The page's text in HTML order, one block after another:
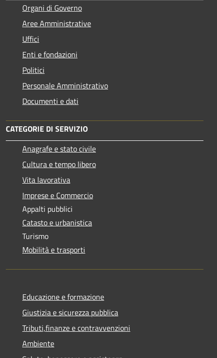
Organi di Governo
Aree Amministrative
Uffici
Enti e fondazioni
Politici
Personale Amministrativo
Documenti e dati
CATEGORIE DI SERVIZIO
Anagrafe e stato civile
Cultura e tempo libero
Vita lavorativa
Imprese e Commercio
Appalti pubblici
Catasto e urbanistica
Turismo
Mobilità e trasporti
Educazione e formazione
Giustizia e sicurezza pubblica
Tributi,finanze e contravvenzioni
Ambiente